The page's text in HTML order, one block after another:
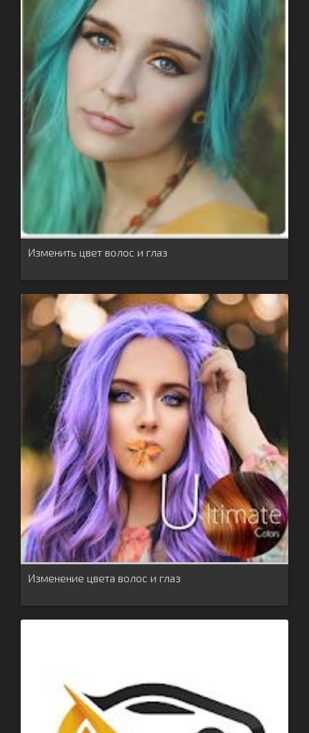
Изменить цвет волос и глаз
Изменение цвета волос и глаз